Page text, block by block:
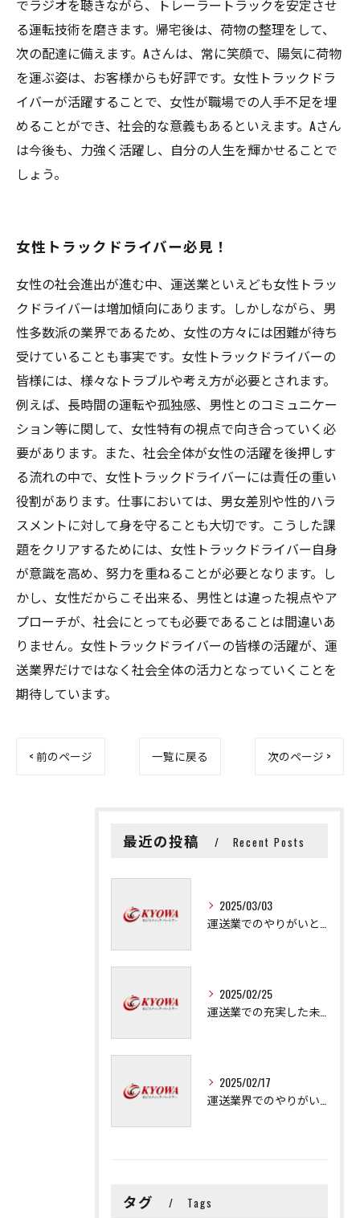
でラジオを聴きながら、トレーラートラックを安定させ
る運転技術を磨きます。帰宅後は、荷物の整理をして、
次の配達に備えます。Aさんは、常に笑顔で、陽気に荷物
を運ぶ姿は、お客様からも好評です。女性トラックドラ
イバーが活躍することで、女性が職場での人手不足を埋
めることができ、社会的な意義もあるといえます。Aさん
は今後も、力強く活躍し、自分の人生を輝かせることで
しょう。
女性トラックドライバー必見！
女性の社会進出が進む中、運送業といえども女性トラッ
クドライバーは増加傾向にあります。しかしながら、男
性多数派の業界であるため、女性の方々には困難が待ち
受けていることも事実です。女性トラックドライバーの
皆様には、様々なトラブルや考え方が必要とされます。
例えば、長時間の運転や孤独感、男性とのコミュニケー
ション等に関して、女性特有の視点で向き合っていく必
要があります。また、社会全体が女性の活躍を後押しす
る流れの中で、女性トラックドライバーには責任の重い
役割があります。仕事においては、男女差別や性的ハラ
スメントに対して身を守ることも大切です。こうした課
題をクリアするためには、女性トラックドライバー自身
が意識を高め、努力を重ねることが必要となります。し
かし、女性だからこそ出来る、男性とは違った視点やア
プローチが、社会にとっても必要であることは間違いあ
りません。女性トラックドライバーの皆様の活躍が、運
送業界だけではなく社会全体の活力となっていくことを
期待しています。
< 前のページ 一覧に戻る 次のページ >
最近の投稿 Recent Posts
2025/03/03
2025/02/25
2025/02/17
タグ Tags